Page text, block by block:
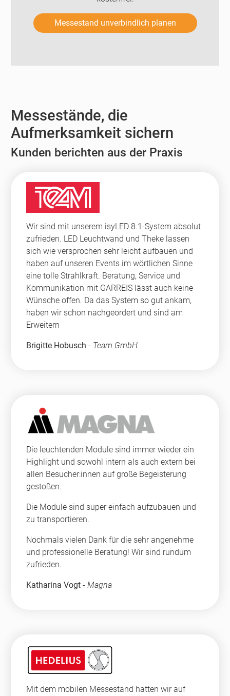
Messestand unverbindlich planen
Messestände, die
Aufmerksamkeit sichern
Kunden berichten aus der Praxis
Wir sind mit unserem isyLED 8.1-System absolut
zufrieden. LED Leuchtwand und Theke lassen
sich wie versprochen sehr leicht aufbauen und
haben auf unseren Events im wörtlichen Sinne
eine tolle Strahlkraft. Beratung, Service und
Kommunikation mit GARREIS lässt auch keine
Wünsche offen. Da das System so gut ankam,
haben wir schon nachgeordert und sind am
Erweitern
Brigitte Hobusch - Team GmbH
Die leuchtenden Module sind immer wieder ein
Highlight und sowohl intern als auch extern bei
allen Besucher:innen auf große Begeisterung
gestoßen.
Die Module sind super einfach aufzubauen und
zu transportieren.
Nochmals vielen Dank für die sehr angenehme
und professionelle Beratung! Wir sind rundum
zufrieden.
Katharina Vogt - Magna
Mit dem mobilen Messestand hatten wir auf